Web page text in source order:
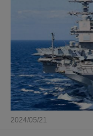
2024/05/21